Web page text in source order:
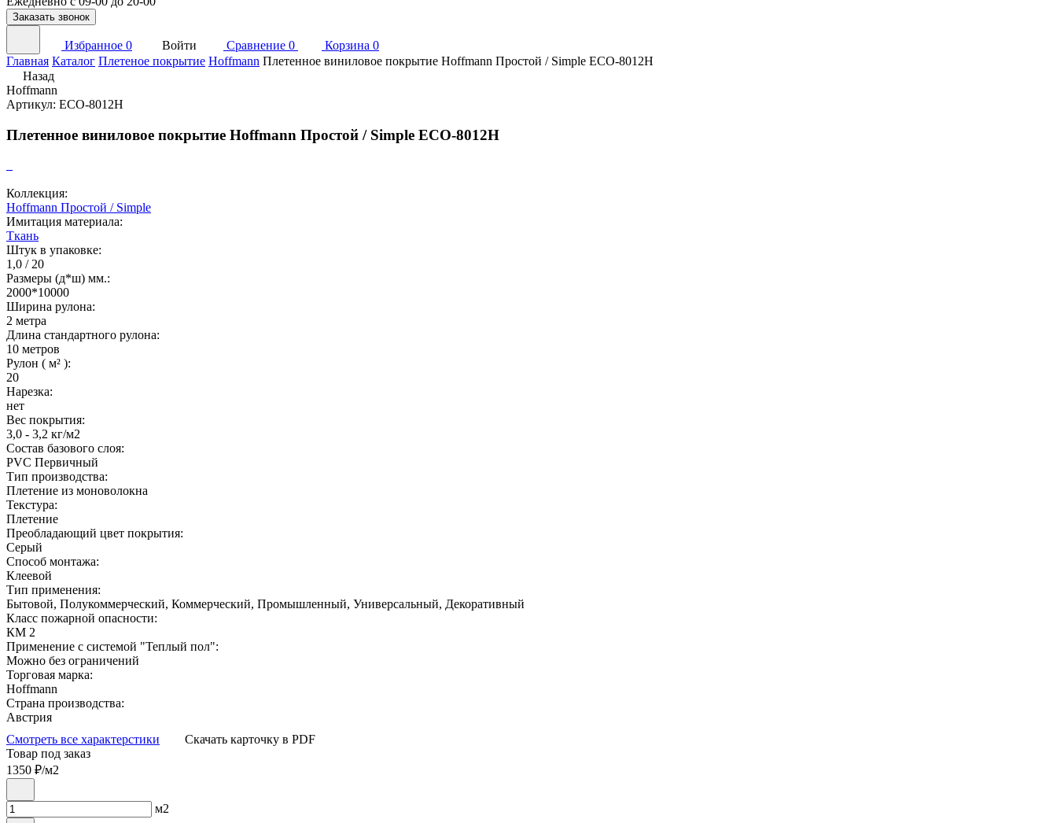
Заказать звонок
Избранное 0 Войти Сравнение 0 Корзина 0
Главная Каталог Плетеное покрытие Hoffmann Плетенное виниловое покрытие Hoffmann Простой / Simple ECO-8012H
Назад
Hoffmann
Артикул: ECO-8012H
Плетенное виниловое покрытие Hoffmann Простой / Simple ECO-8012H
Коллекция:
Hoffmann Простой / Simple
Имитация материала:
Ткань
Штук в упаковке:
1,0 / 20
Размеры (д*ш) мм.:
2000*10000
Ширина рулона:
2 метра
Длина стандартного рулона:
10 метров
Рулон ( м² ):
20
Нарезка:
нет
Вес покрытия:
3,0 - 3,2 кг/м2
Состав базового слоя:
PVC Первичный
Тип производства:
Плетение из моноволокна
Текстура:
Плетение
Преобладающий цвет покрытия:
Серый
Способ монтажа:
Клеевой
Тип применения:
Бытовой, Полукоммерческий, Коммерческий, Промышленный, Универсальный, Декоративный
Класс пожарной опасности:
КМ 2
Применение с системой "Теплый пол":
Можно без ограничений
Торговая марка:
Hoffmann
Страна производства:
Австрия
Смотреть все характерстики
Скачать карточку в PDF
Товар под заказ
1350 ₽/м2
м2